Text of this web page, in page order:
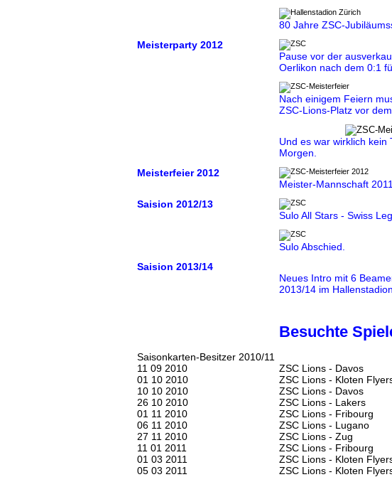
80 Jahre ZSC-
Meisterparty 2012
Pause vor der
Oerlikon nach dem 0:1
Nach einigem Feiern
ZSC-Lions-Platz vor dem
Und es war wirklich kein
Morgen.
Meisterfeier 2012
Meister-Mannschaft
Saision 2012/13
Sulo All Stars - Swiss
Sulo Abschied.
Saision 2013/14
Neues Intro mit 6
2013/14 im Hallenstadion.
Besuchte
Saisonkarten-Besitzer 2010/11
11 09 2010
ZSC Lions - Davos
01 10 2010
ZSC Lions - Kloten
10 10 2010
ZSC Lions - Davos
26 10 2010
ZSC Lions - Lakers
01 11 2010
ZSC Lions - Fribourg
06 11 2010
ZSC Lions - Lugano
27 11 2010
ZSC Lions - Zug
11 01 2011
ZSC Lions - Fribourg
01 03 2011
ZSC Lions - Kloten
05 03 2011
ZSC Lions - Kloten